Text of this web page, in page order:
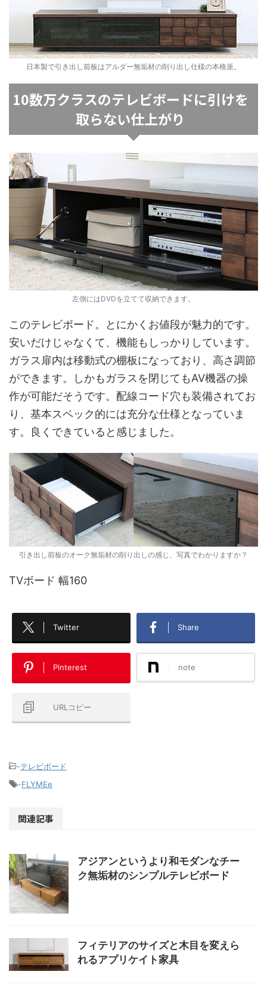
日本製で引き出し前板はアルダー無垢材の削り出し仕様の本格派。
10数万クラスのテレビボードに引けを
取らない仕上がり
左側にはDVDを立てて収納できます。
このテレビボード。とにかくお値段が魅力的です。
安いだけじゃなくて、機能もしっかりしています。
ガラス扉内は移動式の棚板になっており、高さ調節
ができます。しかもガラスを閉じてもAV機器の操
作が可能だそうです。配線コード穴も装備されてお
り、基本スペック的には充分な仕様となっていま
す。良くできていると感じました。
引き出し前板のオーク無垢材の削り出しの感じ、写真でわかりますか？
TVボード 幅160
Twitter Share
Pinterest note
URLコピー
-テレビボード
-FLYMEe
関連記事
アジアンというより和モダンなチー
ク無垢材のシンプルテレビボード
フィテリアのサイズと木目を変えら
れるアプリケイト家具